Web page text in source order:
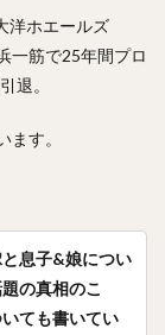
洋ホエールズ
一筋で25年間プロ
退。
す。
息子&娘につい
の真相のこ
ても書いてい
やまたくみ）
ンソン